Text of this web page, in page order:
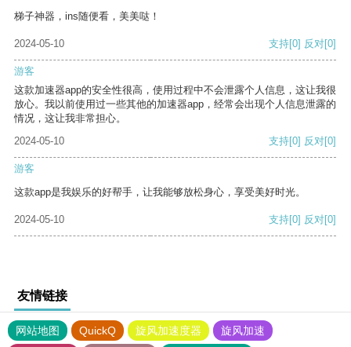
梯子神器，ins随便看，美美哒！
2024-05-10 支持[0] 反对[0]
游客
这款加速器app的安全性很高，使用过程中不会泄露个人信息，这让我很
放心。我以前使用过一些其他的加速器app，经常会出现个人信息泄露的
情况，这让我非常担心。
2024-05-10
支持[0] 反对[0]
游客
这款app是我娱乐的好帮手，让我能够放松身心，享受美好时光。
2024-05-10 支持[0] 反对[0]
友情链接
网站地图 QuickQ 旋风加速度器
旋风加速